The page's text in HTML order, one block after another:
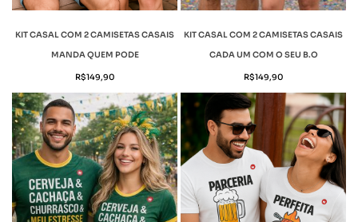
KIT CASAL COM 2 CAMISETAS CASAIS
MANDA QUEM PODE
R$149,90
KIT CASAL COM 2 CAMISETAS CASAIS
CADA UM COM O SEU B.O
R$149,90